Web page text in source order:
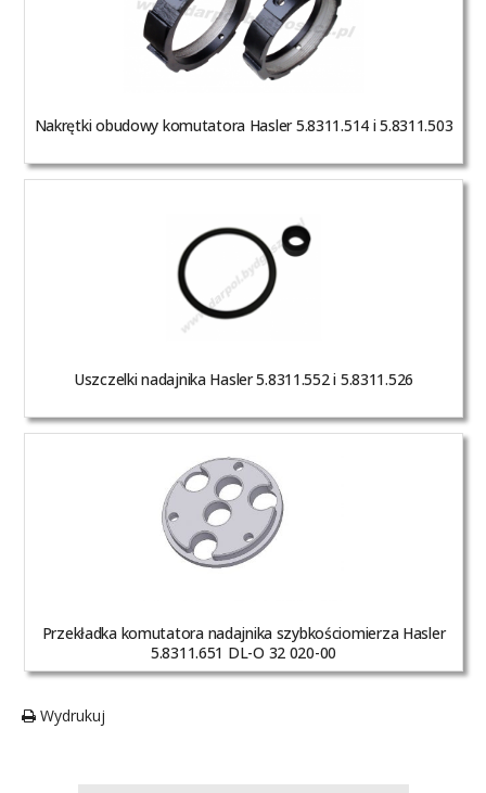
Nakrętki obudowy komutatora Hasler 5.8311.514 i 5.8311.503
Uszczelki nadajnika Hasler 5.8311.552 i 5.8311.526
Przekładka komutatora nadajnika szybkościomierza Hasler
5.8311.651 DL-O 32 020-00
Wydrukuj